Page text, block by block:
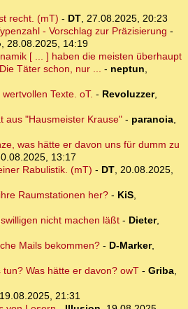
recht. (mT) - DT, 27.08.2025, 20:23
- Vorschlag zur Präzisierung -
, 28.08.2025, 14:19
[ ... ] haben die meisten überhaupt
Täter schon, nur ... - neptun,
Texte. oT. - Revoluzzer,
aus "Hausmeister Krause"- paranoia,
was hätte er davon uns für dumm zu
13:17
Rabulistik. (mT) - DT, 20.08.2025,
Raumstationen her?- KiS,
nicht machen läßt- Dieter,
Mails bekommen?- D-Marker,
Was hätte er davon? owT- Griba,
19.08.2025, 21:31